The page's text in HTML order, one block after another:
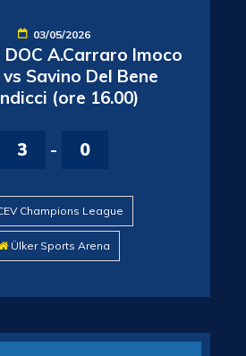
03/05/2026
DOC A.Carraro Imoco
Savino Del Bene
(ore 16.00)
3 - 0
Champions League
Ülker Sports Arena